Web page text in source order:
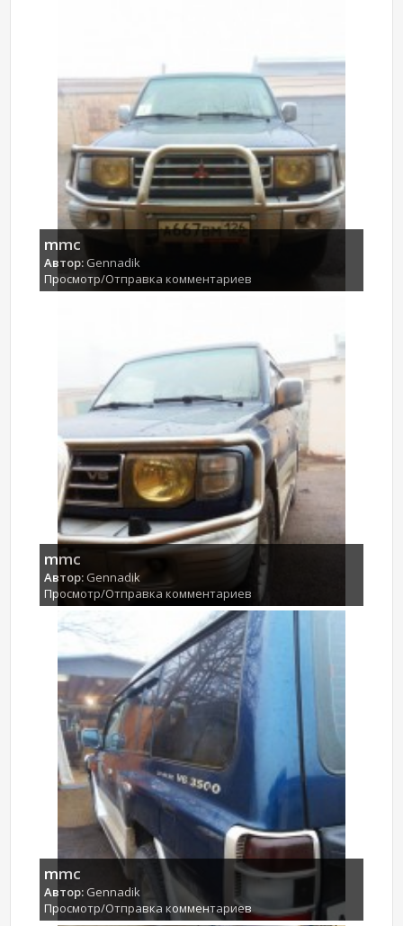
mmc
Автор:Gennadik
Просмотр/Отправка комментариев
mmc
Автор: Gennadik
Просмотр/Отправка комментариев
mmc
Автор:Gennadik
Просмотр/Отправка комментариев